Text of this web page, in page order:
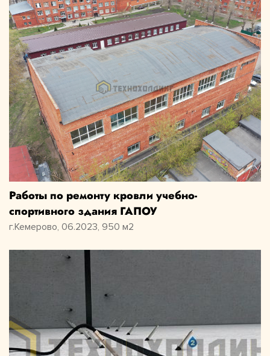
Работы по ремонту кровли учебно-
спортивного здания ГАПОУ
г.Кемерово, 06.2023, 950 м2